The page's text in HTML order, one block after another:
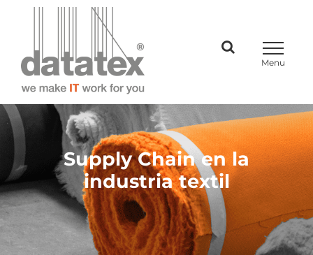
Supply Chain en la
industria textil